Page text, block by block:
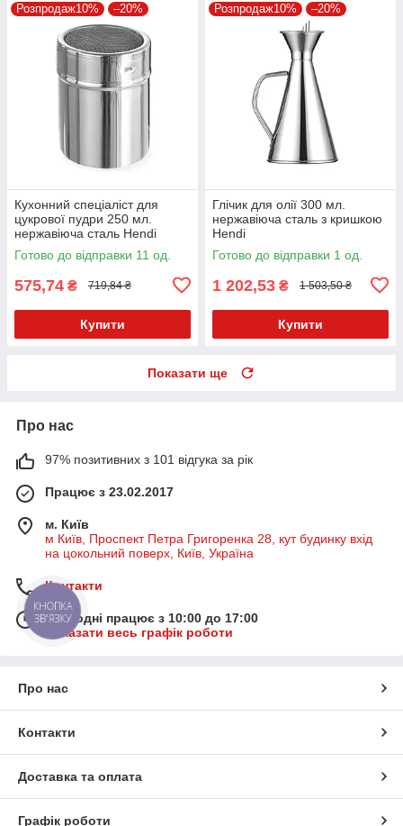
Розпродаж10% –20%
Кухонний спеціаліст для
цукрової пудри 250 мл.
нержавіюча сталь Hendi
Готово до відправки 11 од.
575,74 ₴ 719,84 ₴
Купити
Розпродаж10% –20%
Глічик для олії 300 мл.
нержавіюча сталь з кришкою
Hendi
Готово до відправки 1 од.
1 202,53 ₴ 1 503,50 ₴
Купити
Показати ще
Про нас
97% позитивних з 101 відгука за рік
Працює з 23.02.2017
м. Київ
м Київ, Проспект Петра Григоренка 28, кут будинку вхід
на цокольний поверх, Київ, Україна
Контакти
Сьогодні працює з 10:00 до 17:00
Показати весь графік роботи
Про нас
Контакти
Доставка та оплата
Графік роботи
КНОПКА
ЗВ'ЯЗКУ